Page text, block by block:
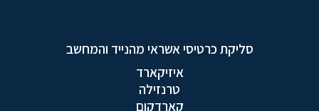
סליקת כרטיסי אשראי מהנייד והמחשב
איזיקארד
טרנזילה
קארדקום